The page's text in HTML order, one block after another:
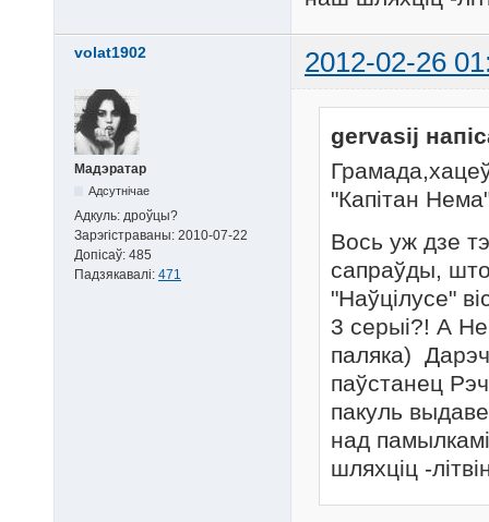
volat1902 2012-02-26
Мадэратар
Адсутнічае
Адкуль: дроўцы?
Зарэгістраваны: 2010-07-22
Допісаў: 485
Падзякавалі: 471
gervasij
"Капітан
Вось уж дзе
сапраўды,
"Наўцілусе"
3 серыі?! А
паляка)
паўстанец
пакуль
над
шляхціц -